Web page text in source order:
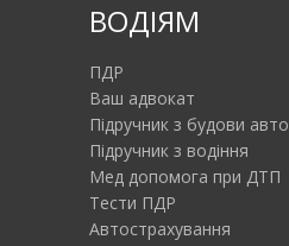
ВОДІЯМ
ПДР
Ваш адвокат
Підручник з будови авто
Підручник з водіння
Мед допомога при ДТП
Тести ПДР
Автострахування